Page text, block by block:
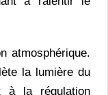
atmosphérique.
la lumière du
à la régulation